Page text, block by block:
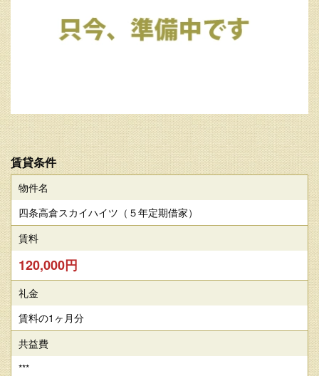
賃貸条件
物件名
四条高倉スカイハイツ（５年定期借家）
賃料
120,000円
礼金
賃料の1ヶ月分
共益費
***